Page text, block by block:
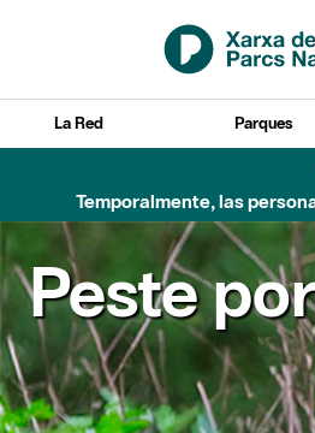
Saltar al contenido principal
La Red Parques
Temporalmente, las
Peste